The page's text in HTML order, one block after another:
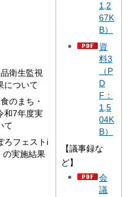
衛生監視
について
のまち・
和7年度実
て
ろフェストi
の実施結果
1,2
67K
B）
資
料3
（P
D
F：
1,5
04K
B）
【議事録な
ど】
会
議